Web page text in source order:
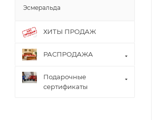
Эсмеральда
ХИТЫ ПРОДАЖ
РАСПРОДАЖА
Подарочные
сертификаты